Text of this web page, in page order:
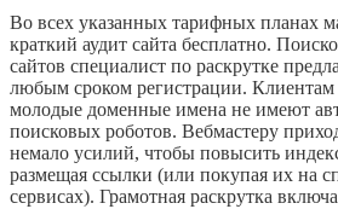
Во всех указанных тарифных планах
краткий аудит сайта бесплатно.
сайтов специалист по раскрутке
любым сроком регистрации. Клиентам
молодые доменные имена не имеют
поисковых роботов. Вебмастеру
немало усилий, чтобы повысить
размещая ссылки (или покупая их на
сервисах). Грамотная раскрутка